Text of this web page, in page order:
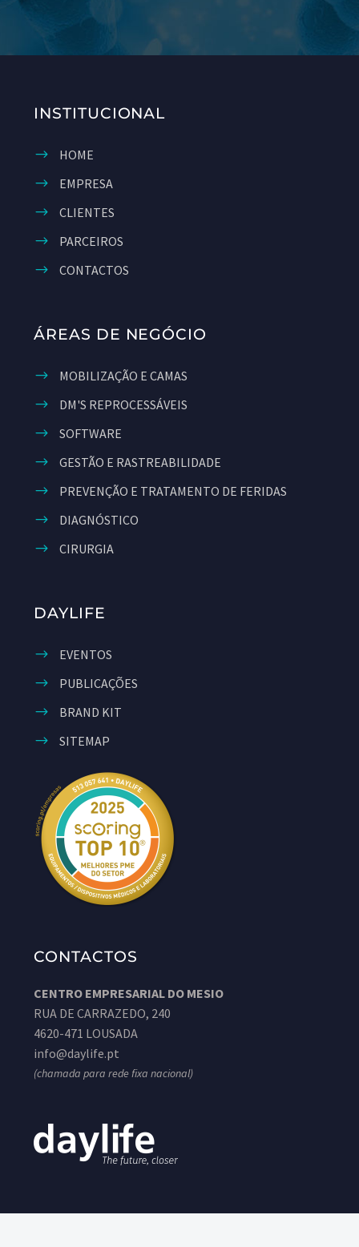
INSTITUCIONAL
HOME
EMPRESA
CLIENTES
PARCEIROS
CONTACTOS
ÁREAS DE NEGÓCIO
MOBILIZAÇÃO E CAMAS
DM'S REPROCESSÁVEIS
SOFTWARE
GESTÃO E RASTREABILIDADE
PREVENÇÃO E TRATAMENTO DE FERIDAS
DIAGNÓSTICO
CIRURGIA
DAYLIFE
EVENTOS
PUBLICAÇÕES
BRAND KIT
SITEMAP
CONTACTOS
CENTRO EMPRESARIAL DO MESIO
RUA DE CARRAZEDO, 240
4620-471 LOUSADA
info@daylife.pt
(chamada para rede fixa nacional)